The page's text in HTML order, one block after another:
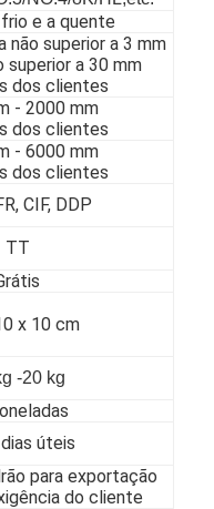
a alta temperatura
a alta temperatura
e a quente
não superior a 3 mm
superior a 30 mm
dos clientes
- 2000 mm
dos clientes
- 6000 mm
dos clientes
CIF, DDP
TT
x 10 cm
-20 kg
úteis
para exportação
do cliente